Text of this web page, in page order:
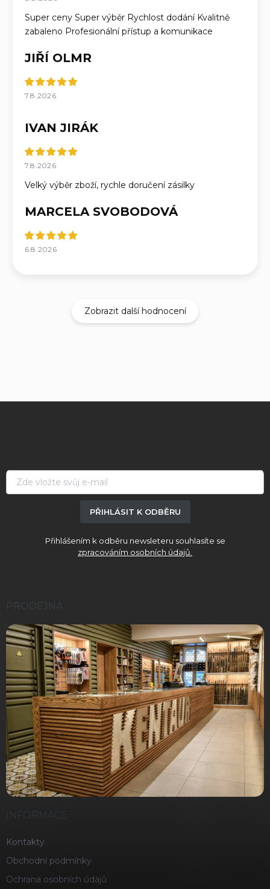
Super ceny Super výběr Rychlost dodání Kvalitně
zabaleno Profesionální přístup a komunikace
JIŘÍ OLMR
7.8.2026
IVAN JIRÁK
7.8.2026
Velký výběr zboží, rychle doručení zásilky
MARCELA SVOBODOVÁ
6.8.2026
Zobrazit další hodnocení
PŘIHLÁSIT K ODBĚRU
Přihlášením k odběru newsleteru souhlasíte se
zpracováním osobních údajů.
PRODEJNA
Kontakty
Obchodní podmínky
Ochrana osobních údajů